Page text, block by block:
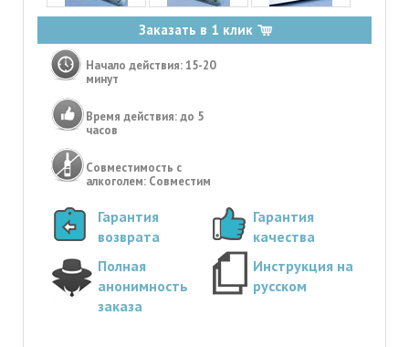
Заказать в 1 клик
Начало действия: 15-20
минут
Время действия: до 5
часов
Совместимость с
алкоголем: Совместим
Гарантия
возврата
Гарантия
качества
Полная
анонимность
заказа
Инструкция на
русском